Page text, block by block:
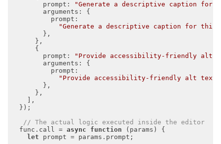
prompt :
"Generate a descriptive caption for
arguments
prompt
"Generate a descriptive caption for
prompt :
"Provide accessibility-friendly alt
arguments
prompt
"Provide accessibility-friendly alt
// The actual logic executed inside the editor
  func.call =
async function ( params )
let